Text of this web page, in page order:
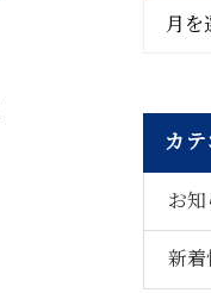
月を
カ
お知
新着